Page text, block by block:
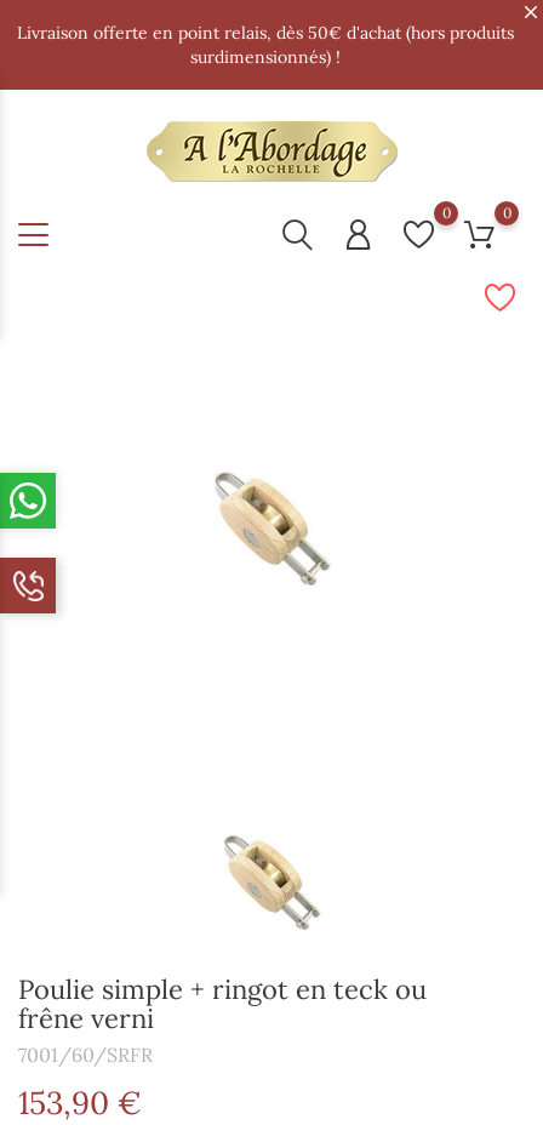
Livraison offerte en point relais, dès 50€ d'achat (hors produits
surdimensionnés) !
0 0
Poulie simple + ringot en teck ou
frêne verni
7001/60/SRFR
153,90 €